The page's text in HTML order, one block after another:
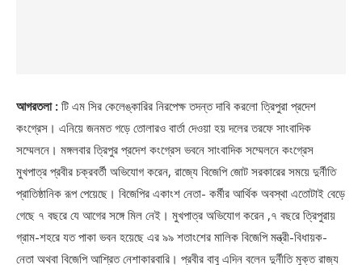
আগরতলা : টি এম সির কেলেঙ্কারির নিরপেক্ষ তদন্ত দাবি করলো ত্রিপুরা প্রদেশ
কংগ্রেস। এনিয়ে জনমত গড়ে তোলারও বার্তা দেওয়া হয় দলের তরফে সাংবাদিক
সম্মেলনে। মঙ্গলবার ত্রিপুর প্রদেশ কংগ্রেস ভবনে সাংবাদিক সম্মেলনে কংগ্রেস
মুখপাত্র প্রবীর চক্রবর্তী অভিযোগ করেন, রাজ্যে বিজেপি জোট সরকারের সময়ে দুর্নীতি
প্রাতিষ্ঠানিক রূপ পেয়েছে। বিজেপির একাংশ নেতা- কর্মীর আর্থিক অবস্থা এতোটাই বেড়ে
গেছে ৭ বছরে যে আগের সঙ্গে মিল নেই। মুখপাত্র অভিযোগ করেন ,৭ বছরে ত্রিপুরায়
গ্রাম-শহরে যত পাকা ভবন হয়েছে এর ৯৯ শতাংশের মালিক বিজেপি মন্ত্রী-বিধায়ক-
নেতা অথবা বিজেপি আশ্রিত নেশাকারবারি। প্রবীর বাবু এদিন বলেন দুর্নীতি মুক্ত রাজ্য